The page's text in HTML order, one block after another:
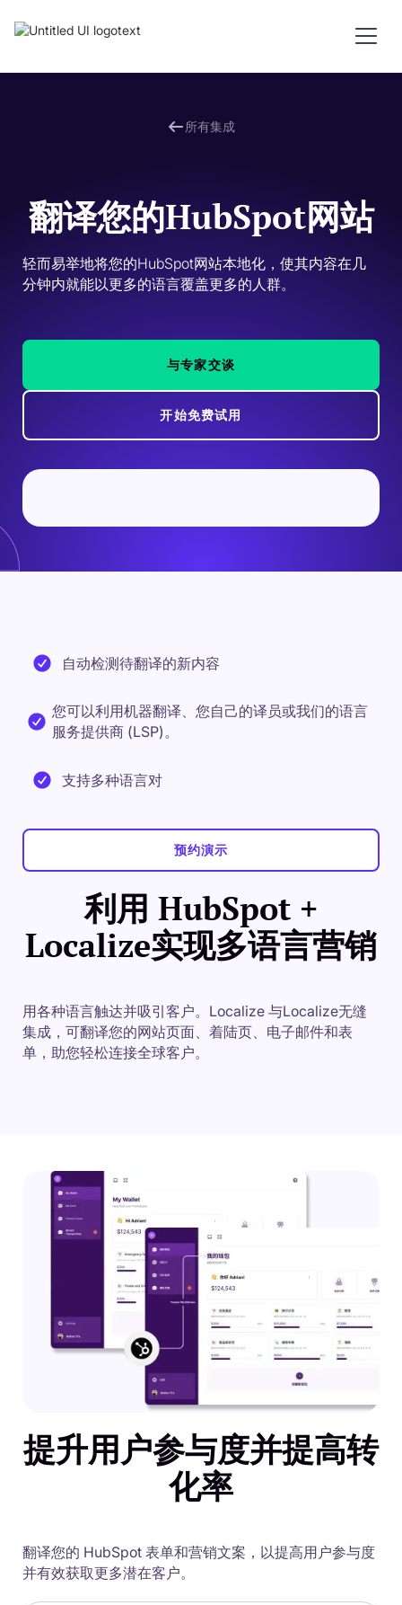
所有集成
翻译您的HubSpot网站
轻而易举地将您的HubSpot网站本地化，使其内容在几
分钟内就能以更多的语言覆盖更多的人群。
与专家交谈
开始免费试用
利用 HubSpot +
Localize实现多语言营销
用各种语言触达并吸引客户。Localize 与Localize无缝
集成，可翻译您的网站页面、着陆页、电子邮件和表
单，助您轻松连接全球客户。
自动检测待翻译的新内容
您可以利用机器翻译、您自己的译员或我们的语言
服务提供商 (LSP)。
支持多种语言对
预约演示
提升用户参与度并提高转
化率
翻译您的 HubSpot 表单和营销文案，以提高用户参与度
并有效获取更多潜在客户。